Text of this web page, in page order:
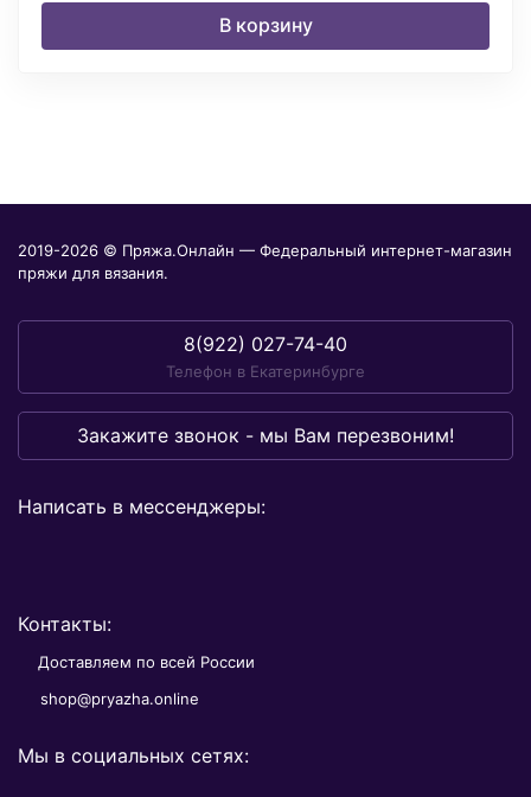
В корзину
2019-2026 © Пряжа.Онлайн — Федеральный интернет-магазин
пряжи для вязания.
8(922) 027-74-40
Телефон в Екатеринбурге
Закажите звонок - мы Вам перезвоним!
Написать в мессенджеры:
Контакты:
Доставляем по всей России
shop@pryazha.online
Мы в социальных сетях: